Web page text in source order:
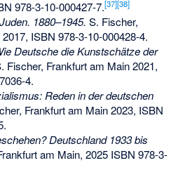
978-3-10-000427-7.[37][38]
1880–1945. S. Fischer,
ISBN 978-3-10-000428-4.
Deutsche die Kunstschätze der
Fischer, Frankfurt am Main 2021,
4.
Reden in der deutschen
Frankfurt am Main 2023, ISBN
.
Deutschland 1933 bis
am Main, 2025 ISBN 978-3-